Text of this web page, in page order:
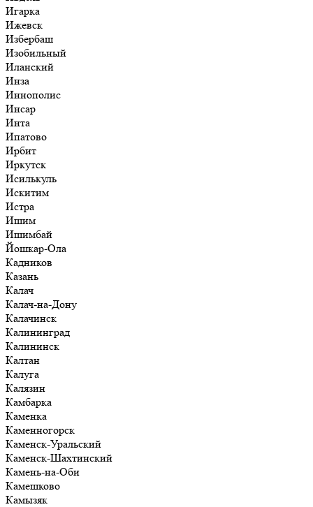
Игарка
Ижевск
Избербаш
Изобильный
Иланский
Инза
Иннополис
Инсар
Инта
Ипатово
Ирбит
Иркутск
Исилькуль
Искитим
Истра
Ишим
Ишимбай
Йошкар-Ола
Кадников
Казань
Калач
Калач-на-Дону
Калачинск
Калининград
Калининск
Калтан
Калуга
Калязин
Камбарка
Каменка
Каменногорск
Каменск-Уральский
Каменск-Шахтинский
Камень-на-Оби
Камешково
Камызяк